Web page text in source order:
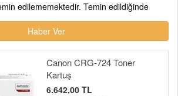
edilememektedir. Temin edildiğinde
Haber Ver
Canon CRG-724 Toner
Kartuş
6.642,00 TL